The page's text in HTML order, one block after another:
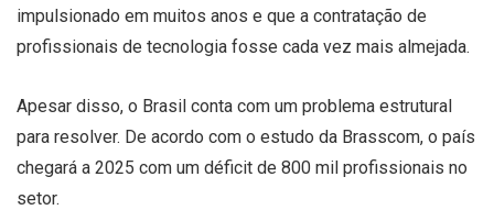
impulsionado em muitos anos e que a contratação de
profissionais de tecnologia fosse cada vez mais almejada.
Apesar disso, o Brasil conta com um problema estrutural
para resolver. De acordo com o estudo da Brasscom, o país
chegará a 2025 com um déficit de 800 mil profissionais no
setor.